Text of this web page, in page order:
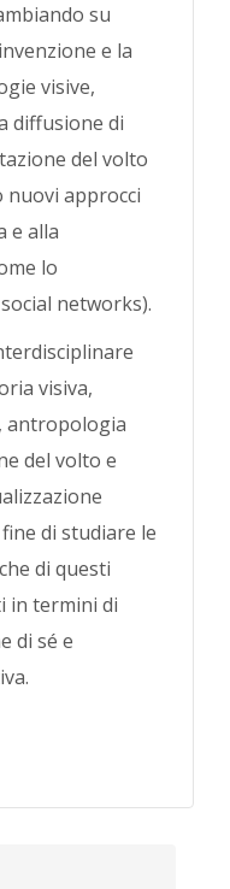
su
e la
visive,
diffusione di
del volto
nuovi approcci
e alla
lo
networks).
visiva,
antropologia
del volto e
di studiare le
di questi
in termini di
di sé e